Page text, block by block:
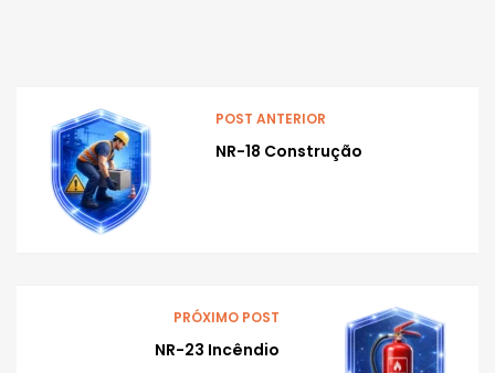
POST ANTERIOR
NR-18 Construção
PRÓXIMO POST
NR-23 Incêndio